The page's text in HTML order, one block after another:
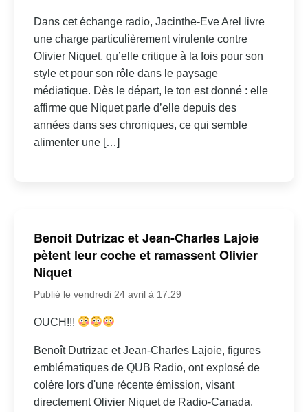
Dans cet échange radio, Jacinthe-Eve Arel livre
une charge particulièrement virulente contre
Olivier Niquet, qu’elle critique à la fois pour son
style et pour son rôle dans le paysage
médiatique. Dès le départ, le ton est donné : elle
affirme que Niquet parle d’elle depuis des
années dans ses chroniques, ce qui semble
alimenter une […]
Benoit Dutrizac et Jean-Charles Lajoie
pètent leur coche et ramassent Olivier
Niquet
Publié le vendredi 24 avril à 17:29
OUCH!!!
Benoît Dutrizac et Jean-Charles Lajoie, figures
emblématiques de QUB Radio, ont explosé de
colère lors d'une récente émission, visant
directement Olivier Niquet de Radio-Canada.